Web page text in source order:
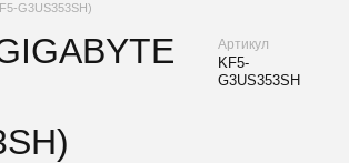
G3US353SH)
Артикул
KF5-
G3US353SH